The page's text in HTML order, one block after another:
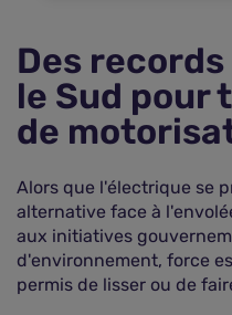
Des
le Sud pour
de
Alors que l'électrique se
alternative face à
aux initiatives
d'environnement, force
permis de lisser ou de